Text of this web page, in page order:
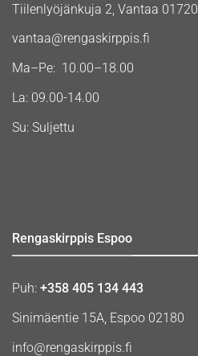
Tiilenlyöjänkuja 2, Vantaa 01720
vantaa@rengaskirppis.fi
Ma–Pe: 10.00–18.00
La: 09.00-14.00
Su: Suljettu
Rengaskirppis Espoo
Puh: +358 405 134 443
Sinimäentie 15A, Espoo 02180
info@rengaskirppis.fi